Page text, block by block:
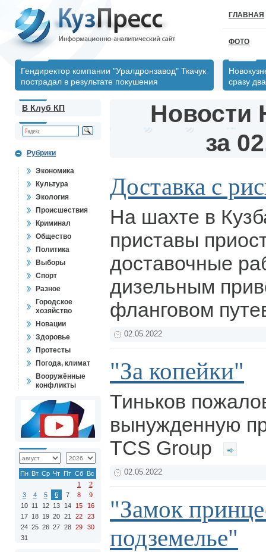
ГЛАВНАЯ
ФОТО
Гендиректор компании "Уралдронзавод" Ткачук
пострадал в результате покушения
сразу
В Клуб КП
Рубрики
Экономика
Культура
Экология
Происшествия
Криминал
Общество
Политика
Выборы
Спорт
Разное
Городское
хозяйство
Новации
Здоровье
Протесты
Погода, климат
Вооружённые
конфликты
Пн Вт Ср Чт Пт Сб Вс
1
2
3
4 5 6 7 8
9
10 11 12 13 14 15
16
17 18 19 20 21 22
23
24 25 26 27 28 29
30
31
Новости
за
Доставка с
На шахте в
приставы
доставочные
дизельным
фланговом
02.05.2022
"За копейки"
Тиньков
вынужденную
TCS Group
02.05.2022
"Замок
подземелье"